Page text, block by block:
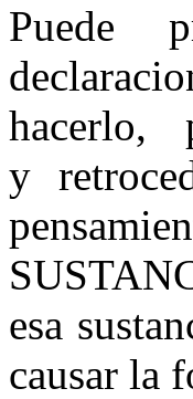
Puede
hacerlo,
y
esa
causar la